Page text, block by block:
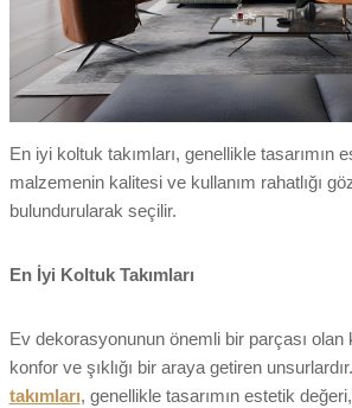
En iyi koltuk takımları, genellikle tasarımın
malzemenin kalitesi ve kullanım rahatlığı
bulundurularak seçilir.
En İyi Koltuk Takımları
Ev dekorasyonunun önemli bir parçası olan
konfor ve şıklığı bir araya getiren unsurlardır.
takımları, genellikle tasarımın estetik